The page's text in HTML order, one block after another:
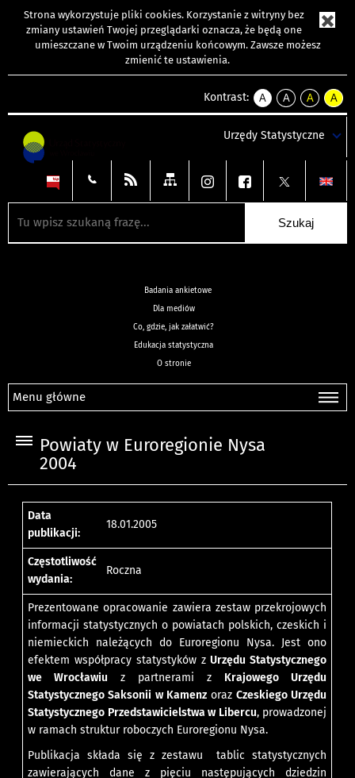
Strona wykorzystuje pliki cookies. Korzystanie z witryny bez
zmiany ustawień Twojej przeglądarki oznacza, że będą one
umieszczane w Twoim urządzeniu końcowym. Zawsze możesz
zmienić te ustawienia.
Kontrast:
A
kontrast
A
kontrast
tekst
czarnym
A
kontrast
tekst
czarnym
A
tekst
żółtym
Urzędy Statystyczne
Badania ankietowe
Dla mediów
Co, gdzie, jak załatwić?
Edukacja statystyczna
O stronie
Menu główne
Powiaty w Euroregionie Nysa
2004
Data
publikacji:
18.01.2005
Częstotliwość
wydania:
Roczna
Prezentowane opracowanie zawiera zestaw przekrojowych
informacji statystycznych o powiatach polskich, czeskich i
niemieckich należących do Euroregionu Nysa. Jest ono
efektem współpracy statystyków zUrzędu Statystycznego
we Wrocławiu z partnerami z Krajowego Urzędu
Statystycznego Saksonii w KamenzorazCzeskiego Urzędu
Statystycznego Przedstawicielstwa w Libercu, prowadzonej
w ramach struktur roboczych Euroregionu Nysa.
Publikacja składa się z zestawu tablic statystycznych
zawierających dane z pięciu następujących dziedzin